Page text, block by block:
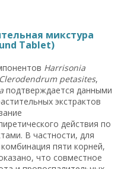
микстура
Tablet)
Harrisonia
Clerodendrum petasites,
подтверждается данными
экстрактов
действия по
В частности, для
пяти корней,
что совместное